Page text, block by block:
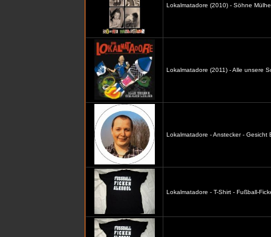
Lokalmatadore (2010) - Söhne
Lokalmatadore (2011) - Alle unsere
Lokalmatadore - Anstecker - Gesicht
Lokalmatadore - T-Shirt - Fußball-